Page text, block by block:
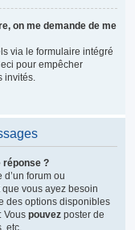
on me demande de me
via le formulaire intégré
pour empêcher
invités.
réponse ?
forum ou
vous ayez besoin
des options disponibles
Vous pouvez poster de
etc.